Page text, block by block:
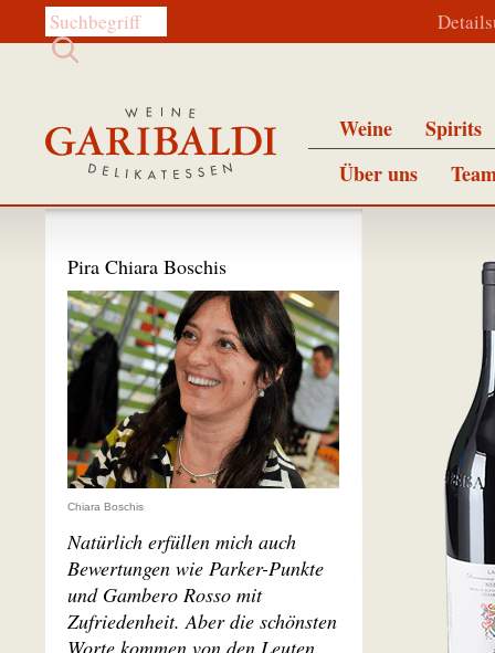
Diese Website durchsuchen:
Weine
Spirits
Über uns
Pira Chiara Boschis
Chiara Boschis
Natürlich erfüllen mich auch
Bewertungen wie Parker-Punkte
und Gambero Rosso mit
Zufriedenheit. Aber die schönsten
Worte kommen von den Leuten,